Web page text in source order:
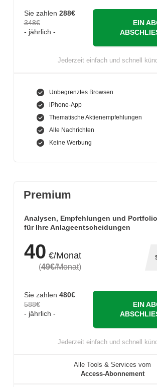
Sie zahlen 288€
348€
- jährlich -
EIN
Jederzeit einfach und schnell
Unbegrenztes Browsen
iPhone-App
Thematische Aktienempfehlungen
Alle Nachrichten
Keine Werbung
Premium
Analysen, Empfehlungen und
für Ihre Anlageentscheidungen
40 €/Monat
(49€/Monat)
Sie zahlen 480€
588€
- jährlich -
EIN
Jederzeit einfach und schnell
Alle Tools & Services vom
Access-Abonnement